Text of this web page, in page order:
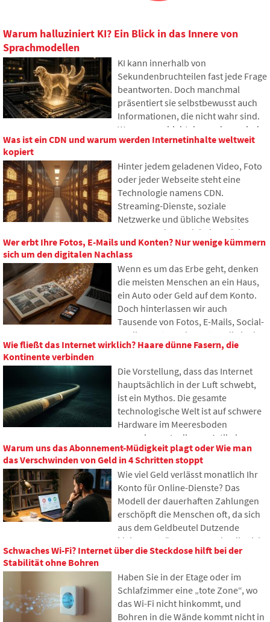
Warum halluziniert KI? Ein Blick in das Innere von
Sprachmodellen
KI kann innerhalb von
Sekundenbruchteilen fast jede Frage
beantworten. Doch manchmal
präsentiert sie selbstbewusst auch
Informationen, die nicht wahr sind.
Warum geschieht das und was sind
sogenannte KI-Halluzinationen? Im
Sprachmodelle funktionieren,
warum sie gelegentlich falsche
Antworten generieren und wie
Entwickler versuchen, dieses
Problem nach und nach zu
Was ist ein CDN und warum werden Internetinhalte weltweit
kopiert
Hinter jedem geladenen Video, Foto
oder jeder Webseite steht eine
Technologie namens CDN.
Streaming-Dienste, soziale
Netzwerke und übliche Websites
nutzen es, dennoch haben viele
Menschen noch nie davon gehört. Im
Artikel erklären wir, wofür diese
Abkürzung steht, wie sie
funktioniert, warum Internetinhalte
an verschiedenen Orten der Welt
gespeichert werden und warum das
heutige Internet kaum ohne sie
Wer erbt Ihre Fotos, E-Mails und Konten? Nur wenige kümmern
sich um den digitalen Nachlass
Wenn es um das Erbe geht, denken
die meisten Menschen an ein Haus,
ein Auto oder Geld auf dem Konto.
Doch hinterlassen wir auch
Tausende von Fotos, E-Mails, Social-
Media-Konten oder Daten, die in der
Cloud gespeichert sind. Was passiert
erhält Zugriff darauf? In diesem
Artikel betrachten wir, wie digitales
Erbe funktioniert, warum
Hinterbliebene mit den Daten
Probleme haben könnten und wie
Online-Spuren bringen kann.
Wie fließt das Internet wirklich? Haare dünne Fasern, die
Kontinente verbinden
Die Vorstellung, dass das Internet
hauptsächlich in der Luft schwebt,
ist ein Mythos. Die gesamte
technologische Welt ist auf schwere
Hardware im Meeresboden
angewiesen. In diesem Artikel
werden wir die Technologie der
Unterseekabel diskutieren. Sie
erfahren, wie Glasfasern
funktionieren, was das Verlegen von
Schiffen erfordert und wie sich die
Tiefen der Ozeane zu einem
geopolitischen Schlachtfeld
Warum uns das Abonnement-Müdigkeit plagt oder Wie man
das Verschwinden von Geld in 4 Schritten stoppt
Wie viel Geld verlässt monatlich Ihr
Konto für Online-Dienste? Das
Modell der dauerhaften Zahlungen
erschöpft die Menschen oft, da sich
aus dem Geldbeutel Dutzende
kleiner Beträge ansammeln, die sich
allmählich zu unerwartet hohen
stützen wir uns auf frische Daten aus
dem Jahr 2026, zeigen den enormen
Unterschied zwischen unseren
Schwaches Wi-Fi? Internet über die Steckdose hilft bei der
Stabilität ohne Bohren
Haben Sie in der Etage oder im
Schlafzimmer eine „tote Zone“, wo
das Wi-Fi nicht hinkommt, und
Bohren in die Wände kommt nicht in